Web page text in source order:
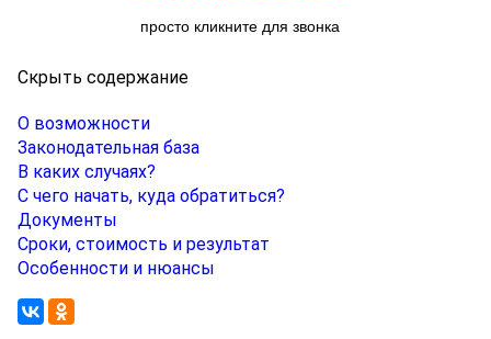
просто кликните для звонка
Скрыть содержание
О возможности
Законодательная база
В каких случаях?
С чего начать, куда обратиться?
Документы
Сроки, стоимость и результат
Особенности и нюансы